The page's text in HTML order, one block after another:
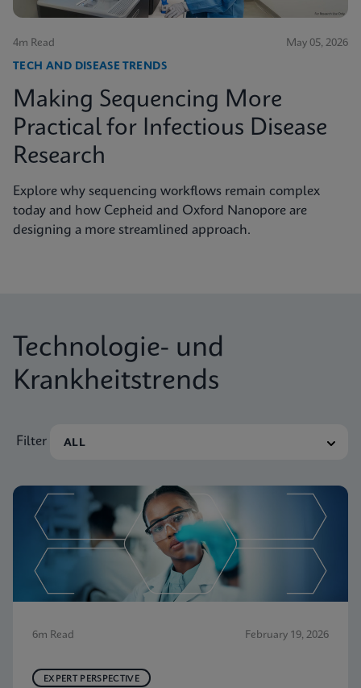
4m Read May 05, 2026
TECH AND DISEASE TRENDS
Making Sequencing More
Practical for Infectious Disease
Research
Explore why sequencing workflows remain complex
today and how Cepheid and Oxford Nanopore are
designing a more streamlined approach.
Technologie- und
Krankheitstrends
Filter
6m Read February 19, 2026
EXPERT PERSPECTIVE